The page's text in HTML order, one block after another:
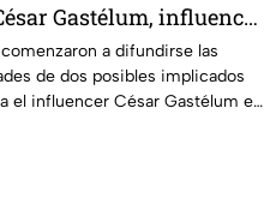
Gastélum, influencer
transmisión EN
a difundirse las
de dos posibles implicados
el influencer César Gastélum en